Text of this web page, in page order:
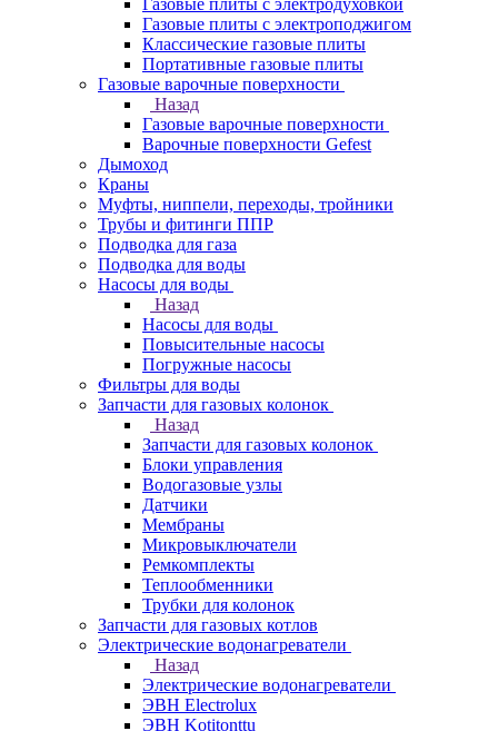
Газовые плиты с электродуховкой
Газовые плиты с электроподжигом
Классические газовые плиты
Портативные газовые плиты
Газовые варочные поверхности
Назад
Газовые варочные поверхности
Варочные поверхности Gefest
Дымоход
Краны
Муфты, ниппели, переходы, тройники
Трубы и фитинги ППР
Подводка для газа
Подводка для воды
Насосы для воды
Назад
Насосы для воды
Повысительные насосы
Погружные насосы
Фильтры для воды
Запчасти для газовых колонок
Назад
Запчасти для газовых колонок
Блоки управления
Водогазовые узлы
Датчики
Мембраны
Микровыключатели
Ремкомплекты
Теплообменники
Трубки для колонок
Запчасти для газовых котлов
Электрические водонагреватели
Назад
Электрические водонагреватели
ЭВН Electrolux
ЭВН Kotitonttu